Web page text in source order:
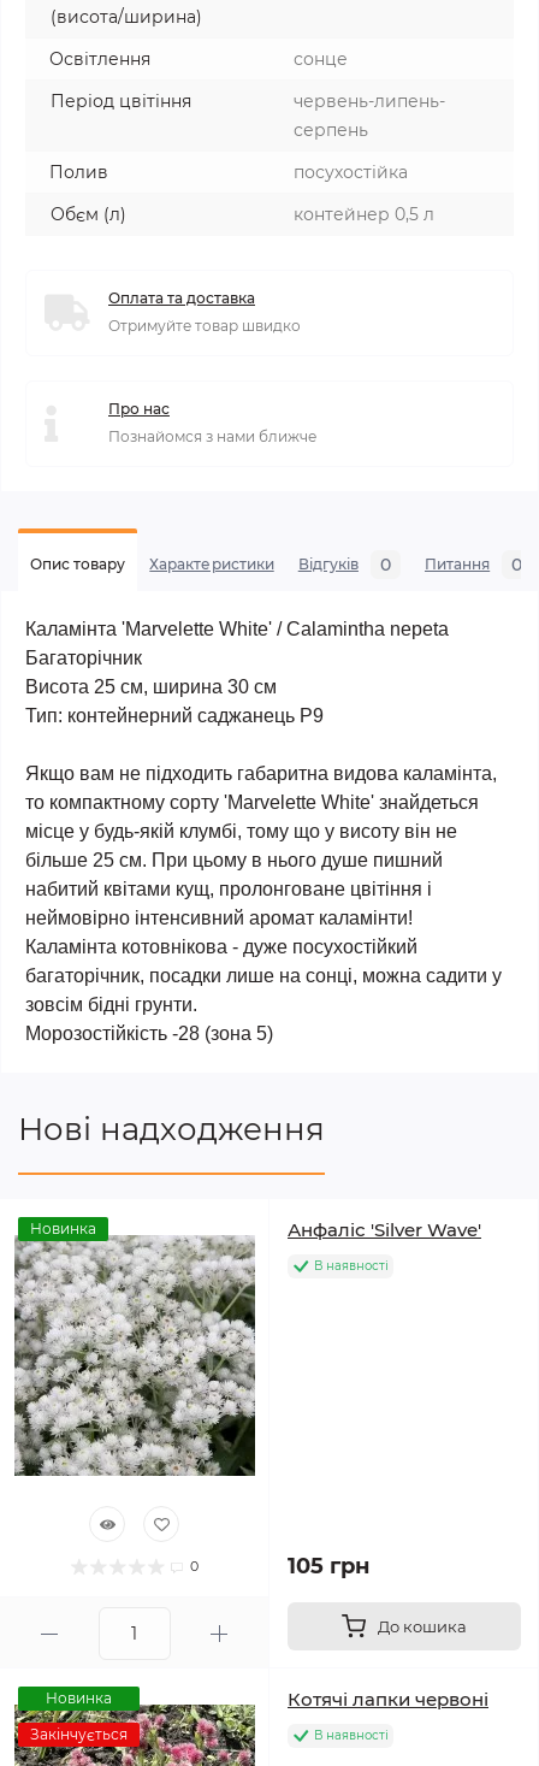
(висота/ширина)
Освітлення
сонце
Період цвітіння
червень-липень-
серпень
Полив
посухостійка
Обєм (л)
контейнер 0,5 л
Оплата та доставка
Отримуйте товар швидко
Про нас
Познайомся з нами ближче
Опис товару Характеристики Відгуків 0 Питання 0
Каламінта 'Marvelette White' / Calamintha nepeta
Багаторічник
Висота 25 см, ширина 30 см
Тип: контейнерний саджанець Р9
Якщо вам не підходить габаритна видова каламінта,
то компактному сорту 'Marvelette White' знайдеться
місце у будь-якій клумбі, тому що у висоту він не
більше 25 см. При цьому в нього душе пишний
набитий квітами кущ, пролонговане цвітіння і
неймовірно інтенсивний аромат каламінти!
Каламінта котовнікова - дуже посухостійкий
багаторічник, посадки лише на сонці, можна садити у
зовсім бідні грунти.
Морозостійкість -28 (зона 5)
Нові надходження
Новинка
0
Анфаліс 'Silver Wave'
В наявності
105 грн
До кошика
Новинка
Закінчується
Котячі лапки червоні
В наявності